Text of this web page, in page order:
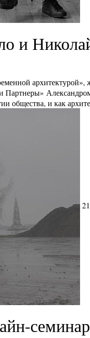
и
общества, и как